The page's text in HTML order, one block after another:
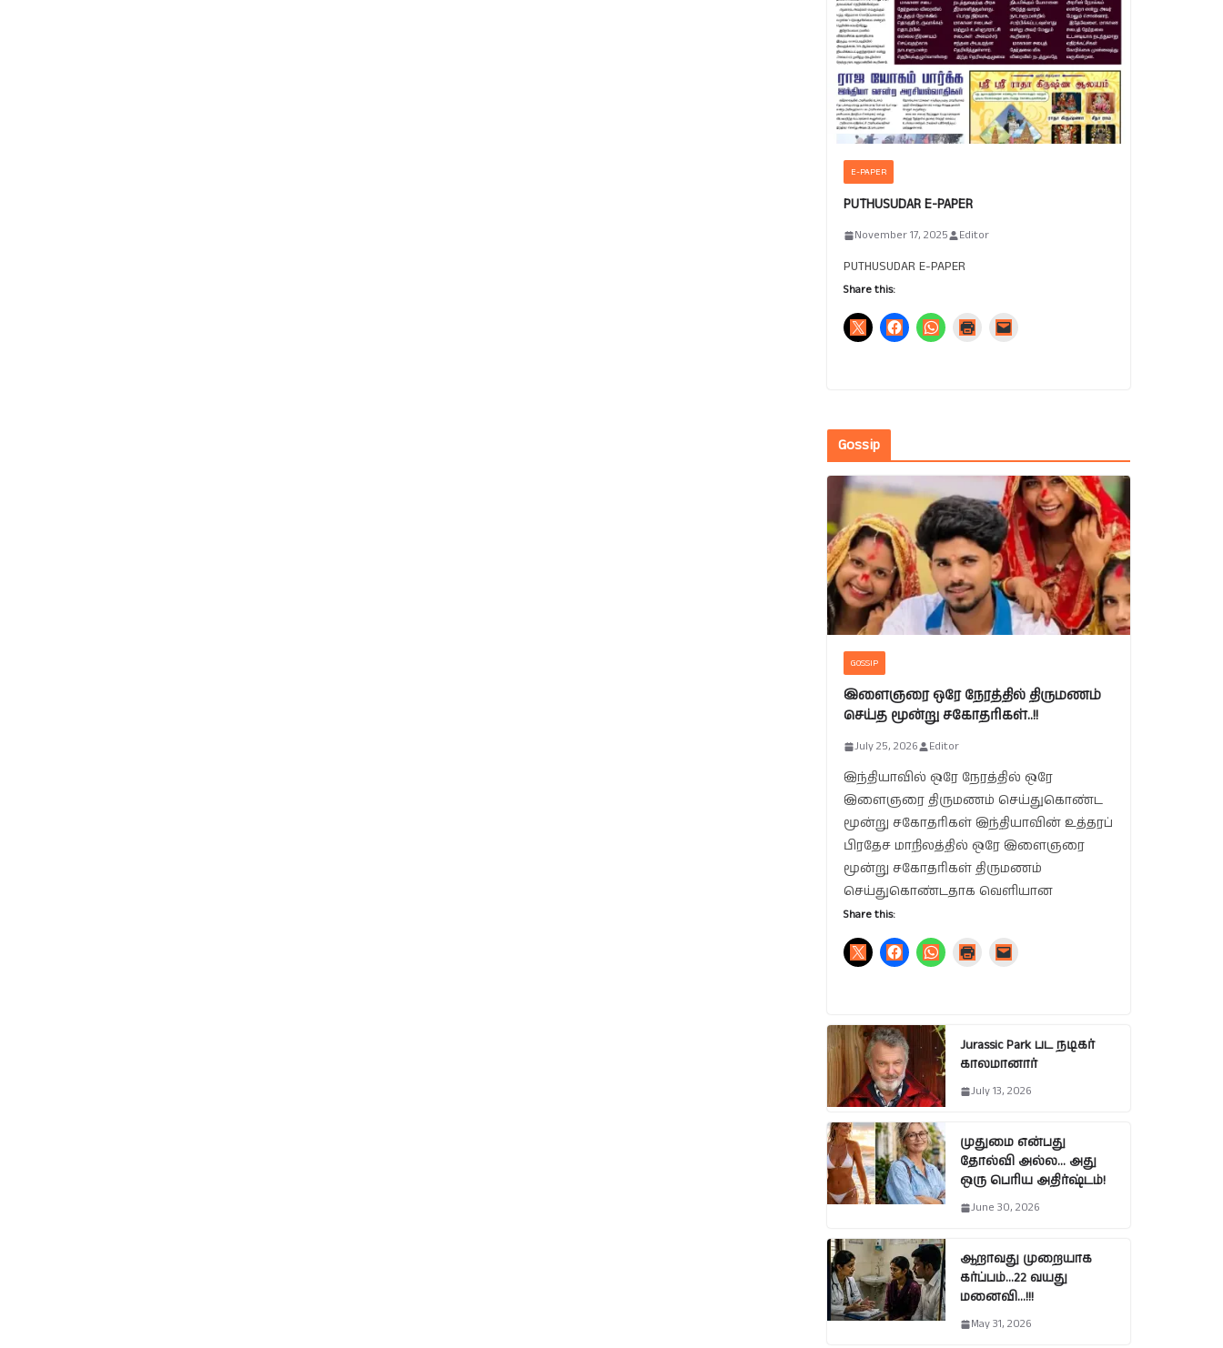
E-PAPER
PUTHUSUDAR E-PAPER
November 17, 2025 Editor
PUTHUSUDAR E-PAPER
Share this:
Gossip
GOSSIP
இளைஞரை ஒரே நேரத்தில் திருமணம்
செய்த மூன்று சகோதரிகள்..!!
July 25, 2026 Editor
இந்தியாவில் ஒரே நேரத்தில் ஒரே
இளைஞரை திருமணம் செய்துகொண்ட
மூன்று சகோதரிகள் இந்தியாவின் உத்தரப்
பிரதேச மாநிலத்தில் ஒரே இளைஞரை
மூன்று சகோதரிகள் திருமணம்
செய்துகொண்டதாக வெளியான
Share this:
Jurassic Park பட நடிகர்
காலமானார்
July 13, 2026
முதுமை என்பது
தோல்வி அல்ல… அது
ஒரு பெரிய அதிர்ஷ்டம்!
June 30, 2026
ஆறாவது முறையாக
கர்ப்பம்…22 வயது
மனைவி…!!!
May 31, 2026